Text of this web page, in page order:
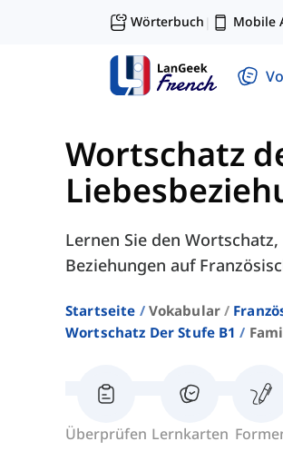
Wörterbuch | Mobile
Wortschatz
Lernen Sie den
Beziehungen auf
Startseite Vokabular
Wortschatz Der Stufe B1
Überprüfen Lernkarten